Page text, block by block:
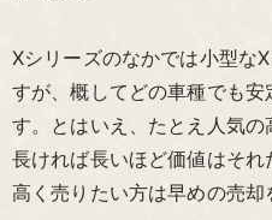
Xシリーズのなかでは小型な
すが、概してどの車種でも
す。とはいえ、たとえ人気
長ければ長いほど価値はそ
高く売りたい方は早めの売却